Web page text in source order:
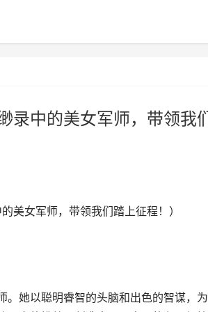
录中的美女军师，带领我
美女军师，带领我们踏上征程！）
。她以聪明睿智的头脑和出色的智谋，